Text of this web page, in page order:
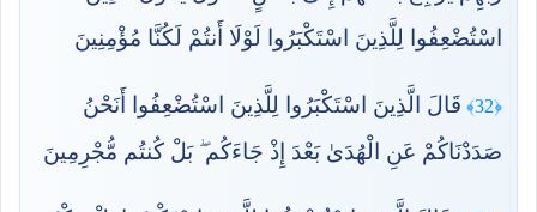
اسْتُضْعِفُوا لِلَّذِينَ اسْتَكْبَرُوا لَوْلَا أَنتُمْ لَكُنَّا مُؤْمِنِينَ
﴿32﴾
قَالَ الَّذِينَ اسْتَكْبَرُوا لِلَّذِينَ اسْتُضْعِفُوا أَنَحْنُ
صَدَدْنَاكُمْ عَنِ الْهُدَىٰ بَعْدَ إِذْ جَاءَكُم ۖ بَلْ كُنتُم مُّجْرِمِينَ